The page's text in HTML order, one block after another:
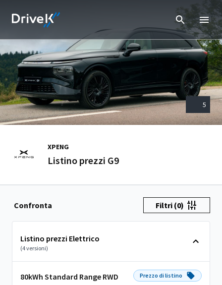
5
XPENG
Listino prezzi G9
Confronta Filtri (0)
Listino prezzi Elettrico
(4 versioni)
80kWh Standard Range RWD
Prezzo di listino